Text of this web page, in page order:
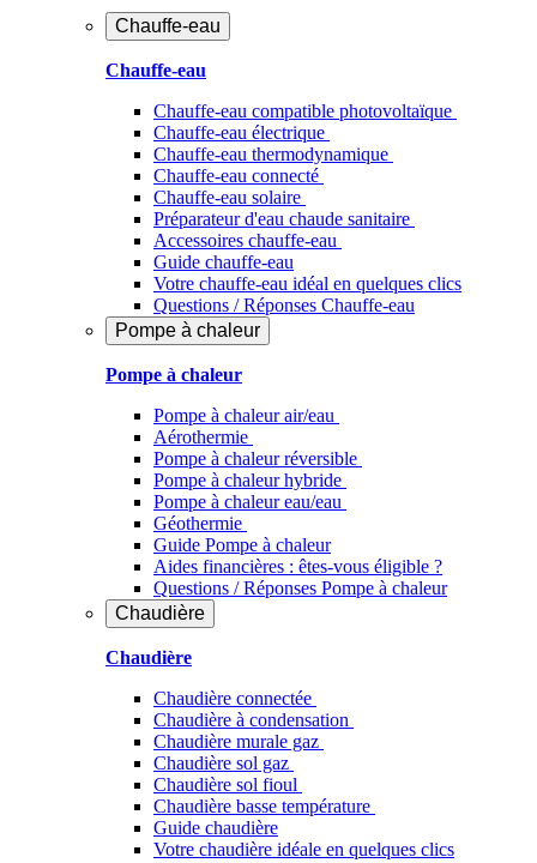
Chauffe-eau
Chauffe-eau
Chauffe-eau compatible photovoltaïque
Chauffe-eau électrique
Chauffe-eau thermodynamique
Chauffe-eau connecté
Chauffe-eau solaire
Préparateur d'eau chaude sanitaire
Accessoires chauffe-eau
Guide chauffe-eau
Votre chauffe-eau idéal en quelques clics
Questions / Réponses Chauffe-eau
Pompe à chaleur
Pompe à chaleur
Pompe à chaleur air/eau
Aérothermie
Pompe à chaleur réversible
Pompe à chaleur hybride
Pompe à chaleur​ eau/eau
Géothermie
Guide Pompe à chaleur
Aides financières : êtes-vous éligible ?
Questions / Réponses Pompe à chaleur
Chaudière
Chaudière
Chaudière connectée
Chaudière à condensation
Chaudière murale gaz
Chaudière sol gaz
Chaudière sol fioul
Chaudière basse température
Guide chaudière
Votre chaudière idéale en quelques clics